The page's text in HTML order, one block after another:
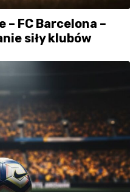
– FC Barcelona –
siły klubów